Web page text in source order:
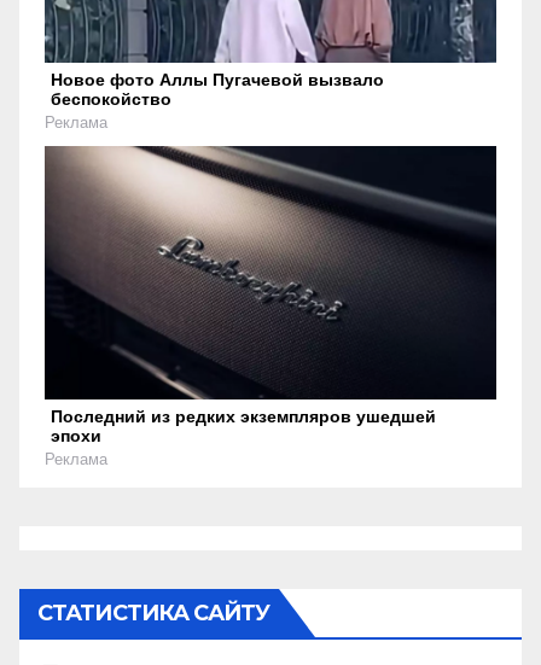
Новое фото Аллы Пугачевой вызвало
беспокойство
Реклама
Последний из редких экземпляров ушедшей
эпохи
Реклама
СТАТИСТИКА САЙТУ